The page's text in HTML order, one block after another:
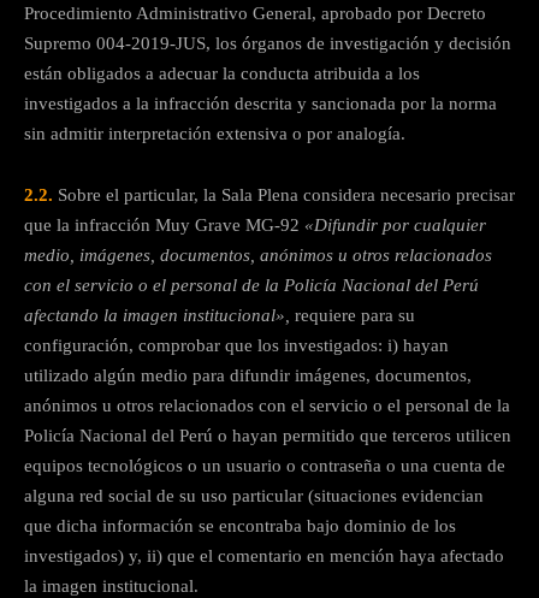
Procedimiento Administrativo General, aprobado por Decreto
Supremo 004-2019-JUS, los órganos de investigación y decisión
están obligados a adecuar la conducta atribuida a los
investigados a la infracción descrita y sancionada por la norma
sin admitir interpretación extensiva o por analogía.
2.2. Sobre el particular, la Sala Plena considera necesario precisar
que la infracción Muy Grave MG-92 «Difundir por cualquier
medio, imágenes, documentos, anónimos u otros relacionados
con el servicio o el personal de la Policía Nacional del Perú
afectando la imagen institucional», requiere para su
configuración, comprobar que los investigados: i) hayan
utilizado algún medio para difundir imágenes, documentos,
anónimos u otros relacionados con el servicio o el personal de la
Policía Nacional del Perú o hayan permitido que terceros utilicen
equipos tecnológicos o un usuario o contraseña o una cuenta de
alguna red social de su uso particular (situaciones evidencian
que dicha información se encontraba bajo dominio de los
investigados) y, ii) que el comentario en mención haya afectado
la imagen institucional.